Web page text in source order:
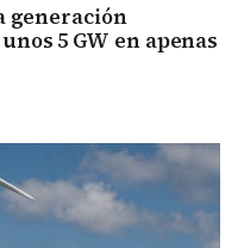
generación
5 GW en apenas